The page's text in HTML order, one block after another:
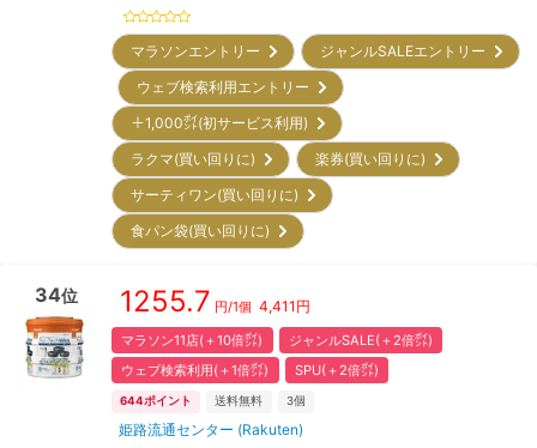
マラソンエントリー
ジャンルSALEエントリー
ウェブ検索利用エントリー
＋1,000㌽(初サービス利用)
ラクマ(買い回りに)
楽券(買い回りに)
サーティワン(買い回りに)
食パン袋(買い回りに)
34位 1255.7 円/1個 4,411 円
マラソン11店(＋10倍㌽)
ジャンルSALE(＋2倍㌽)
ウェブ検索利用(＋1倍㌽)
SPU(＋2倍㌽)
644ポイント 送料無料 3個
姫路流通センター (Rakuten)